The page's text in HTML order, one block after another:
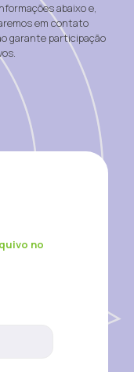
abaixo e,
em contato
garante participação
no